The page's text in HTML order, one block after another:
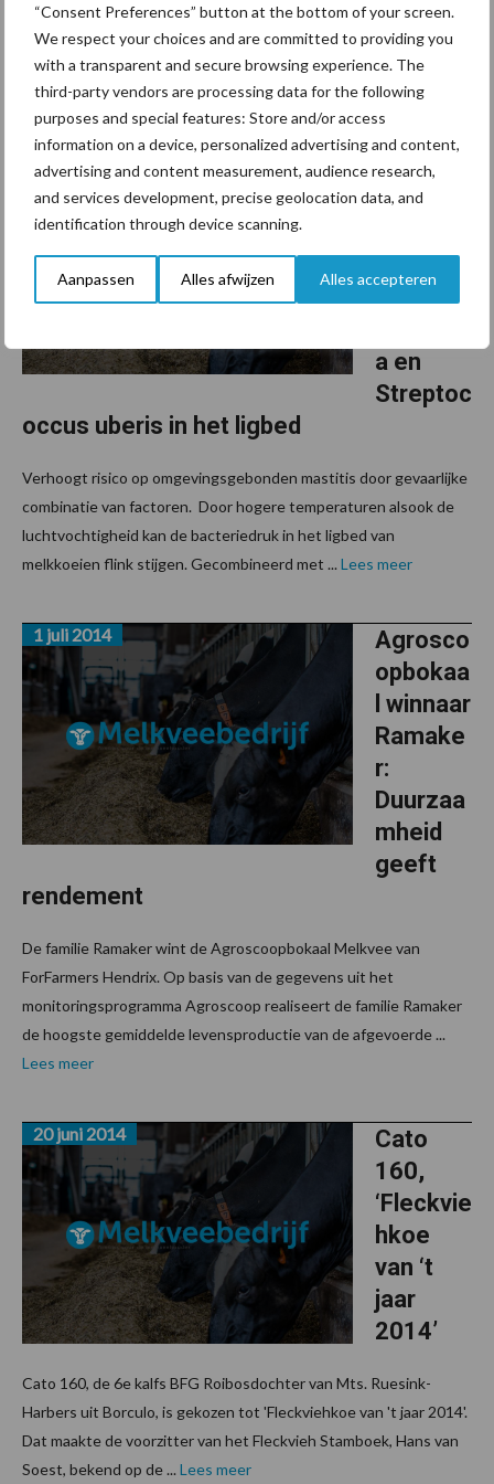
“Consent Preferences” button at the bottom of your screen.
We respect your choices and are committed to providing you
with a transparent and secure browsing experience. The
third-party vendors are processing data for the following
purposes and special features: Store and/or access
information on a device, personalized advertising and content,
advertising and content measurement, audience research,
and services development, precise geolocation data, and
identification through device scanning.
Aanpassen Alles afwijzen Alles accepteren
“Uiergezondheid is een vreselijk ingewikkeld verhaal”, begint
Jantijn Swinkels, specialist runder-gezondheid bij de
Gezondheidsdienst voor Dieren. Of een koe een uierontsteking
krijgt, hangt af van veel factoren. ...Lees meer
Effectie
ve
ng van E.
coli,
a en
Streptoc
occus uberis in het ligbed
14 juli 2014
Verhoogt risico op omgevingsgebonden mastitis door gevaarlijke
combinatie van factoren. Door hogere temperaturen alsook de
luchtvochtigheid kan de bacteriedruk in het ligbed van
melkkoeien flink stijgen. Gecombineerd met ... Lees meer
Agrosco
opbokaa
l winnaar
Ramake
r:
Duurzaa
mheid
geeft
rendement
1 juli 2014
De familie Ramaker wint de Agroscoopbokaal Melkvee van
ForFarmers Hendrix. Op basis van de gegevens uit het
monitoringsprogramma Agroscoop realiseert de familie Ramaker
de hoogste gemiddelde levensproductie van de afgevoerde ...
Lees meer
Cato
160,
‘Fleckvie
hkoe
van ‘t
jaar
2014’
20 juni 2014
Cato 160, de 6e kalfs BFG Roibosdochter van Mts. Ruesink-
Harbers uit Borculo, is gekozen tot 'Fleckviehkoe van 't jaar 2014'.
Dat maakte de voorzitter van het Fleckvieh Stamboek, Hans van
Soest, bekend op de ... Lees meer